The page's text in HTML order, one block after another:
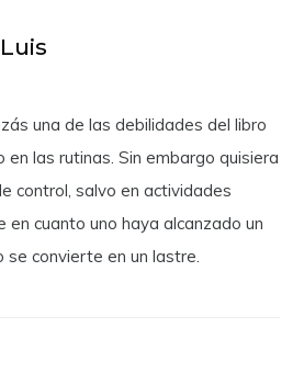
una de las debilidades del libro
en las rutinas. Sin embargo quisiera
control, salvo en actividades
en cuanto uno haya alcanzado un
convierte en un lastre.